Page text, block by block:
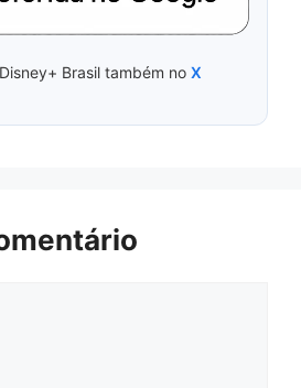
Brasil também no X